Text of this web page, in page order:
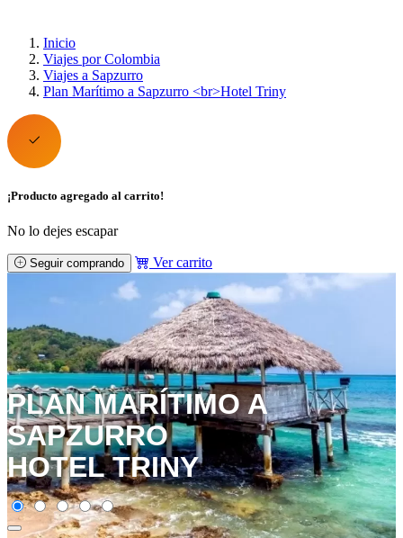
Inicio
Viajes por Colombia
Viajes a Sapzurro
Plan Marítimo a Sapzurro <br>Hotel Triny
¡Producto agregado al carrito!
No lo dejes escapar
Seguir comprando Ver carrito
PLAN MARÍTIMO A
SAPZURRO
HOTEL TRINY